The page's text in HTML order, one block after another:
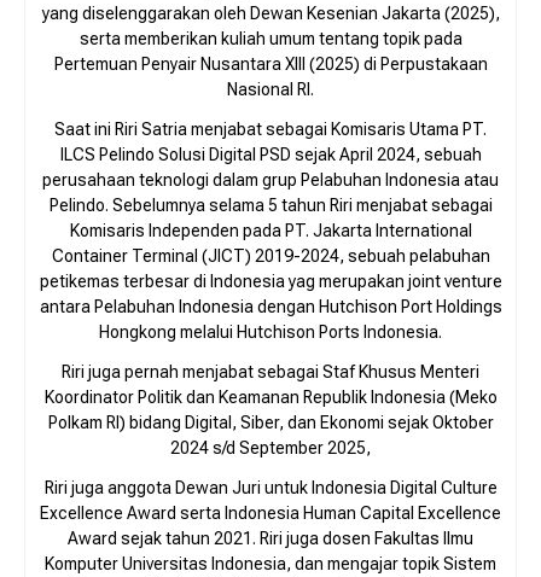
yang diselenggarakan oleh Dewan Kesenian Jakarta (2025),
serta memberikan kuliah umum tentang topik pada
Pertemuan Penyair Nusantara XIII (2025) di Perpustakaan
Nasional RI.
Saat ini Riri Satria menjabat sebagai Komisaris Utama PT.
ILCS Pelindo Solusi Digital PSD sejak April 2024, sebuah
perusahaan teknologi dalam grup Pelabuhan Indonesia atau
Pelindo. Sebelumnya selama 5 tahun Riri menjabat sebagai
Komisaris Independen pada PT. Jakarta International
Container Terminal (JICT) 2019-2024, sebuah pelabuhan
petikemas terbesar di Indonesia yag merupakan joint venture
antara Pelabuhan Indonesia dengan Hutchison Port Holdings
Hongkong melalui Hutchison Ports Indonesia.
Riri juga pernah menjabat sebagai Staf Khusus Menteri
Koordinator Politik dan Keamanan Republik Indonesia (Meko
Polkam RI) bidang Digital, Siber, dan Ekonomi sejak Oktober
2024 s/d September 2025,
Riri juga anggota Dewan Juri untuk Indonesia Digital Culture
Excellence Award serta Indonesia Human Capital Excellence
Award sejak tahun 2021. Riri juga dosen Fakultas Ilmu
Komputer Universitas Indonesia, dan mengajar topik Sistem